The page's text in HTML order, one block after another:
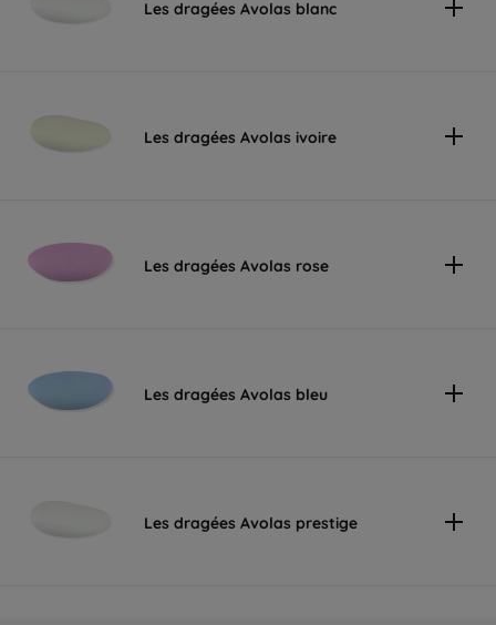
Les dragées Avolas blanc
Les dragées Avolas ivoire
Les dragées Avolas rose
Les dragées Avolas bleu
Les dragées Avolas prestige